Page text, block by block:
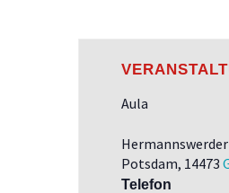
Aula
Hermannswerder
Potsdam, 14473
Telefon